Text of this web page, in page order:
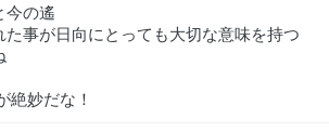
今の遙
た事が日向にとっても大切な意味を持つ
絶妙だな！